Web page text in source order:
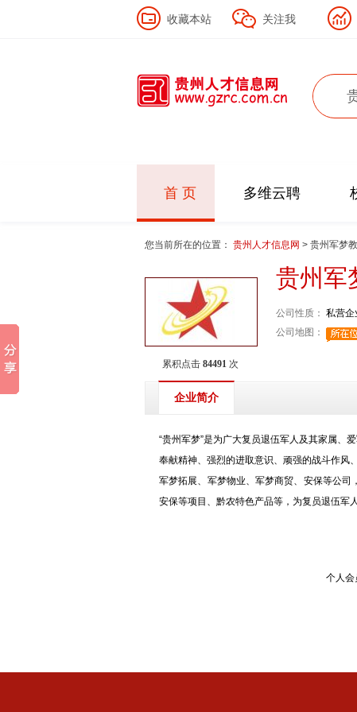
收藏本站 关注我
首 页 多维云聘
您当前所在的位置： 贵州人才信息网 > 贵州军梦
累积点击 84491 次
贵州军
公司性质： 私营企
公司地图：
企业简介
“贵州军梦”是为广大复员退伍军人及其家属、
奉献精神、强烈的进取意识、顽强的战斗作风
军梦拓展、军梦物业、军梦商贸、安保等公司
安保等项目、黔农特色产品等，为复员退伍军
个人会